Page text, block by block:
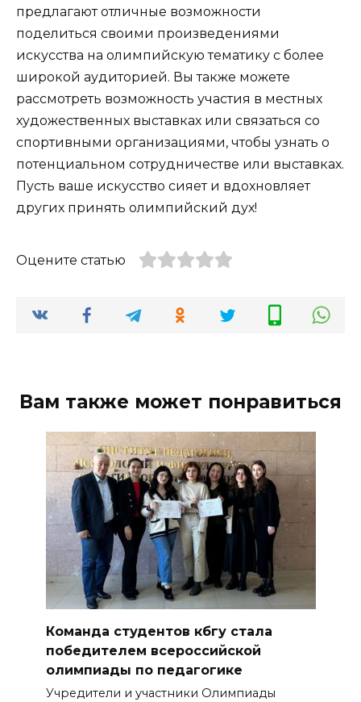
предлагают отличные возможности
поделиться своими произведениями
искусства на олимпийскую тематику с более
широкой аудиторией. Вы также можете
рассмотреть возможность участия в местных
художественных выставках или связаться со
спортивными организациями, чтобы узнать о
потенциальном сотрудничестве или выставках.
Пусть ваше искусство сияет и вдохновляет
других принять олимпийский дух!
Оцените статью
Вам также может понравиться
Команда студентов кбгу стала
победителем всероссийской
олимпиады по педагогике
Учредители и участники Олимпиады